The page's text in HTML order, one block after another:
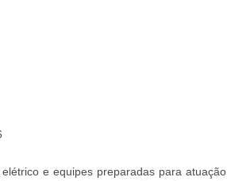
e equipes preparadas para atuação